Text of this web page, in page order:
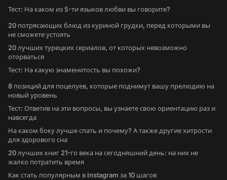
Тест: На каком из 5-ти языков любви вы говорите?
20 потрясающих блюд из куриной грудки, перед которыми вы
не сможете устоять
20 лучших турецких сериалов, от которых невозможно
оторваться
Тест: На какую знаменитость вы похожи?
8 позиций для поцелуев, которые поднимут вашу прелюдию на
новый уровень
Тест: Ответив на эти вопросы, вы узнаете свою ориентацию раз и
навсегда
На каком боку лучше спать и почему? А также другие хитрости
для здорового сна
20 лучших книг 21-го века на сегодняшний день: на них не
жалко потратить время
Как стать популярным в Instagram за 10 шагов